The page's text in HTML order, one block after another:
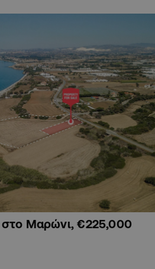
στο Μαρώνι, €225,000